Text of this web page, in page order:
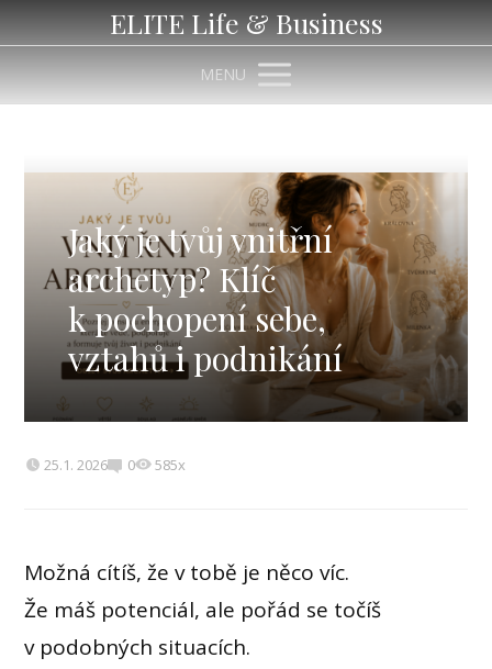
ELITE Life & Business
MENU
Jaký je tvůj vnitřní
archetyp? Klíč
k pochopení sebe,
vztahů i podnikání
25.1. 2026 0 585x
Možná cítíš, že v tobě je něco víc.
Že máš potenciál, ale pořád se točíš
v podobných situacích.